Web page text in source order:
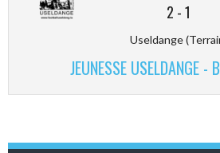
2 -1
Useldange
JEUNESSE USELDANGE -